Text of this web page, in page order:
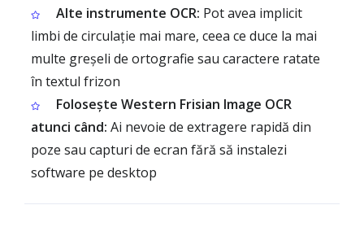
Alte instrumente OCR: Pot avea implicit
limbi de circulație mai mare, ceea ce duce la mai
multe greșeli de ortografie sau caractere ratate
în textul frizon
Folosește Western Frisian Image OCR
atunci când: Ai nevoie de extragere rapidă din
poze sau capturi de ecran fără să instalezi
software pe desktop